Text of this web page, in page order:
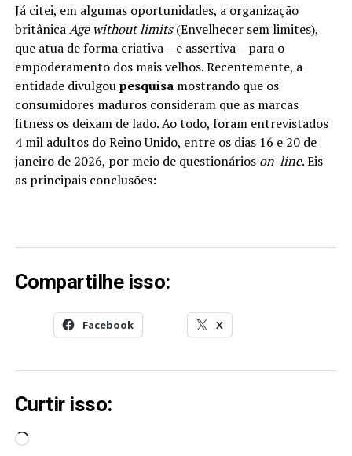
Já citei, em algumas oportunidades, a organização
britânicaAge without limits(Envelhecer sem limites),
que atua de forma criativa – e assertiva – para o
empoderamento dos mais velhos. Recentemente, a
entidade divulgoupesquisamostrando que os
consumidores maduros consideram que as marcas
fitness os deixam de lado. Ao todo, foram entrevistados
4 mil adultos do Reino Unido, entre os dias 16 e 20 de
janeiro de 2026, por meio de questionários on-line. Eis
as principais conclusões:
Compartilhe isso:
Facebook X
Curtir isso:
Carregando...